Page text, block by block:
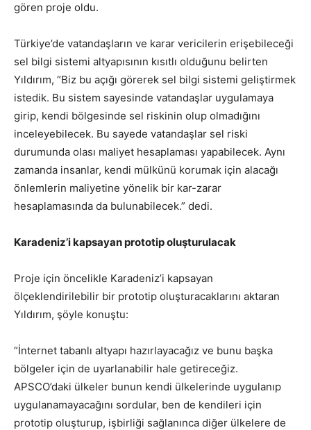
gören proje oldu.
Türkiye’de vatandaşların ve karar vericilerin erişebileceği
sel bilgi sistemi altyapısının kısıtlı olduğunu belirten
Yıldırım, “Biz bu açığı görerek sel bilgi sistemi geliştirmek
istedik. Bu sistem sayesinde vatandaşlar uygulamaya
girip, kendi bölgesinde sel riskinin olup olmadığını
inceleyebilecek. Bu sayede vatandaşlar sel riski
durumunda olası maliyet hesaplaması yapabilecek. Aynı
zamanda insanlar, kendi mülkünü korumak için alacağı
önlemlerin maliyetine yönelik bir kar-zarar
hesaplamasında da bulunabilecek.” dedi.
Karadeniz’i kapsayan prototip oluşturulacak
Proje için öncelikle Karadeniz’i kapsayan
ölçeklendirilebilir bir prototip oluşturacaklarını aktaran
Yıldırım, şöyle konuştu:
“İnternet tabanlı altyapı hazırlayacağız ve bunu başka
bölgeler için de uyarlanabilir hale getireceğiz.
APSCO’daki ülkeler bunun kendi ülkelerinde uygulanıp
uygulanamayacağını sordular, ben de kendileri için
prototip oluşturup, işbirliği sağlanınca diğer ülkelere de